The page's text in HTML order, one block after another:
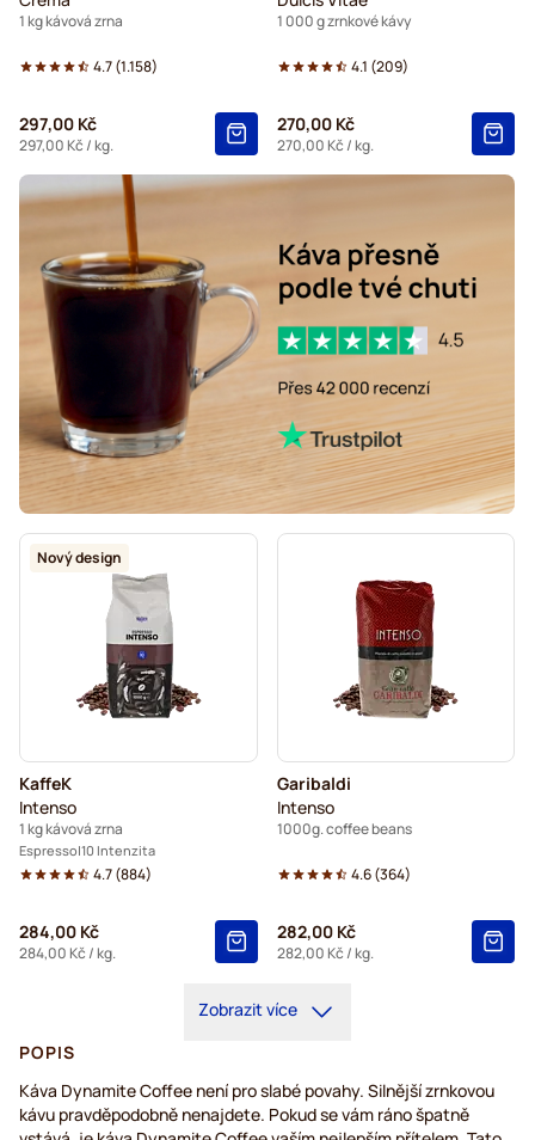
1 kg kávová zrna
4.7(1.158)
297,00 Kč
297,00 Kč / kg.
1 000 g zrnkové kávy
4.1 (209)
270,00 Kč
270,00 Kč / kg.
Nový design
KaffeK
Intenso
1 kg kávová zrna
Espresso 10 Intenzita
4.7(884)
284,00 Kč
284,00 Kč / kg.
Garibaldi
Intenso
1000g. coffee beans
4.6(364)
282,00 Kč
282,00 Kč / kg.
Zobrazit více
POPIS
Káva Dynamite Coffee není pro slabé povahy. Silnější zrnkovou
kávu pravděpodobně nenajdete. Pokud se vám ráno špatně